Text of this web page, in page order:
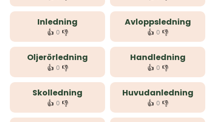
Inledning
👍 0 👎
Avloppsledning
👍 0 👎
Oljerörledning
👍 0 👎
Handledning
👍 0 👎
Skolledning
👍 0 👎
Huvudanledning
👍 0 👎